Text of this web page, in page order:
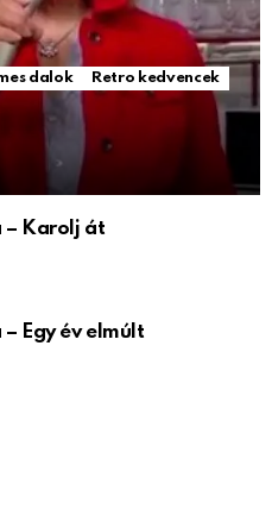
dalok Retro kedvencek
– Karolj át
– Egy év elmúlt